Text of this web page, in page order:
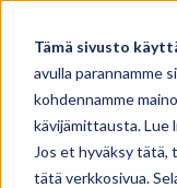
Tämä sivusto
avulla parannamme
kohdennamme
kävijämittausta. Lue
Jos et hyväksy tätä,
tätä verkkosivua.
Ratkaisut
Tuotteet